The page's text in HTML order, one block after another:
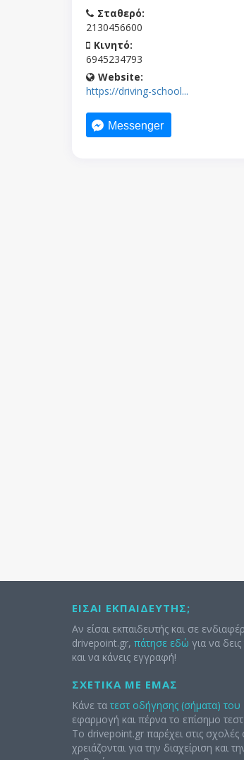
Σταθερό:
2130456600
Κινητό:
6945234793
Website:
https://driving-school...
Messenger
ΕΊΣΑΙ ΕΚΠΑΙΔΕΥΤΉΣ;
Αν είσαι εκπαιδευτής και σε
drivepoint.gr, πάτησε εδώ για να
και να κάνεις εγγραφή!
ΣΧΕΤΙΚΆ ΜΕ ΕΜΆΣ
Κάνε τα τεστ οδήγησης (σήματα)
εφαρμογή και πέρνα το επίσημο
Το drivepoint.gr παρέχει στις
χρειάζονται για την διαχείριση και